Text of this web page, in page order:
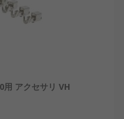
池や乾電池を確実
に最適化された電
用 アクセサリ VH